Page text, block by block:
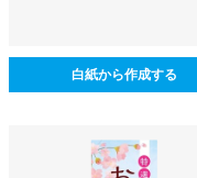
白紙から作成する